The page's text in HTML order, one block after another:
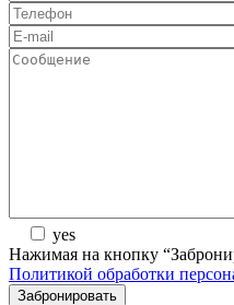
yes
Нажимая на кнопку
Политикой обработки